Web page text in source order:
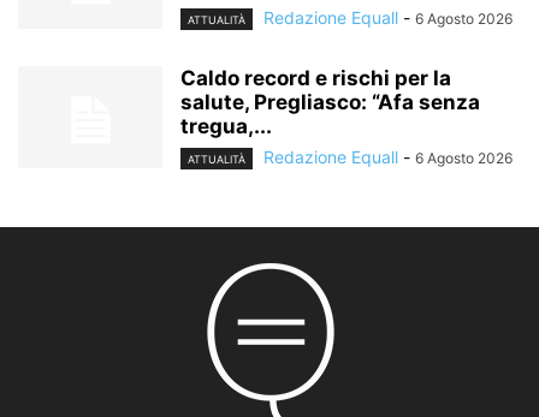
ATTUALITÀ Redazione Equall - 6 Agosto 2026
Caldo record e rischi per la
salute, Pregliasco: “Afa senza
tregua,...
ATTUALITÀ Redazione Equall - 6 Agosto 2026